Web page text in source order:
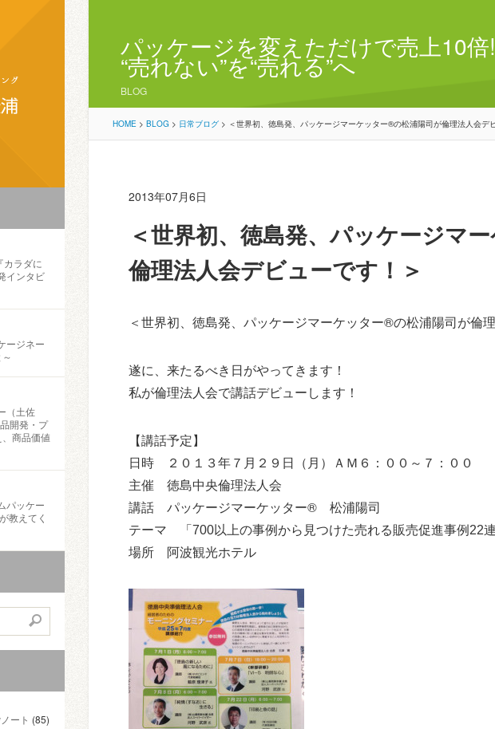
カラダに
インタビ
ージネー
（土佐
開発・プ
、商品価値
パッケー
教えてく
ート (85)
パッケージを変えただけで売上10
“売れない”を“売れる”へ
BLOG
HOME > BLOG > 日常ブログ > ＜世界初、徳島発、パッケージマーケッター®の松浦陽司が倫理法人会デ
2013年07月6日
＜世界初、徳島発、パッケージマ
倫理法人会デビューです！＞
＜世界初、徳島発、パッケージマーケッター®の松浦陽司が倫
遂に、来たるべき日がやってきます！
私が倫理法人会で講話デビューします！
【講話予定】
日時 ２０１３年７月２９日（月）ＡＭ６：００～７：００
主催 徳島中央倫理法人会
講話 パッケージマーケッター® 松浦陽司
テーマ 「700以上の事例から見つけた売れる販売促進事例22
場所 阿波観光ホテル